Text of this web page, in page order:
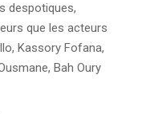
despotiques,
que les acteurs
Kassory Fofana,
Bah Oury